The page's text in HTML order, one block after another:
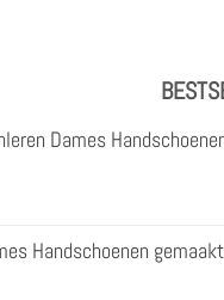
Dames
Handschoenen